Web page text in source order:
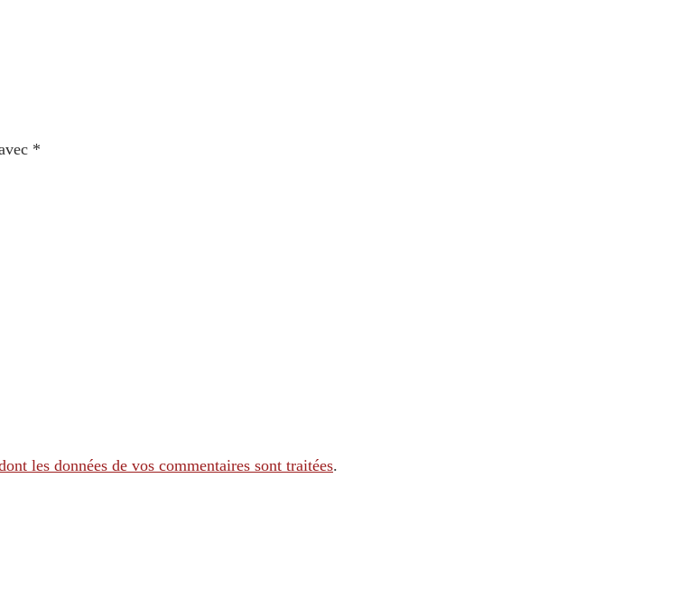
*
les données de vos commentaires sont traitées.